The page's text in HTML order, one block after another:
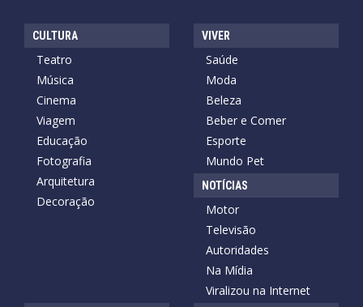
CULTURA
Teatro
Música
Cinema
Viagem
Educação
Fotografia
Arquitetura
Decoração
VIVER
Saúde
Moda
Beleza
Beber e Comer
Esporte
Mundo Pet
NOTÍCIAS
Motor
Televisão
Autoridades
Na Mídia
Viralizou na Internet